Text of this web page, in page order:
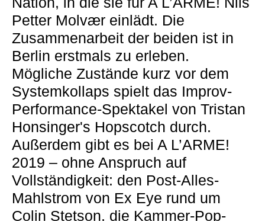
Petter Molvær einlädt. Die
Zusammenarbeit der beiden ist in
Berlin erstmals zu erleben.
Mögliche Zustände kurz vor dem
Systemkollaps spielt das Improv-
Performance-Spektakel von Tristan
Honsinger's Hopscotch durch.
Außerdem gibt es bei A L’ARME!
2019 – ohne Anspruch auf
Vollständigkeit: den Post-Alles-
Mahlstrom von Ex Eye rund um
Colin Stetson, die Kammer-Pop-